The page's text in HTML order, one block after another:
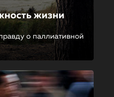
жизни
о паллиативной